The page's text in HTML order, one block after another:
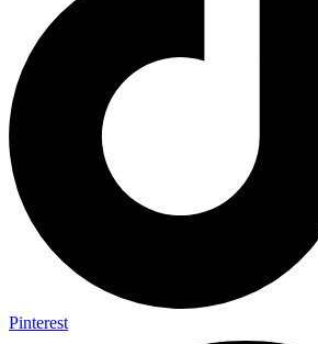
Pinterest